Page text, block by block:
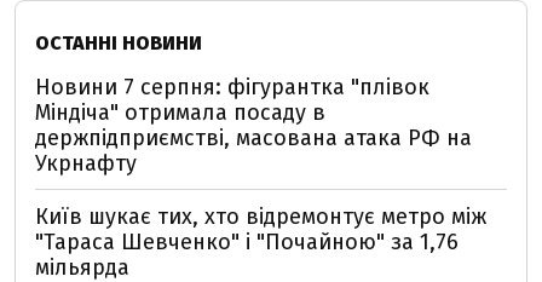
ОСТАННІ НОВИНИ
Новини 7 серпня: фігурантка "плівок
Міндіча" отримала посаду в
держпідприємстві, масована атака РФ на
Укрнафту
Київ шукає тих, хто відремонтує метро між
"Тараса Шевченко" і "Почайною" за 1,76
мільярда